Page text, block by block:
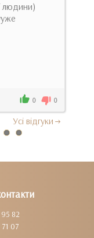
людини)
0 0
Усi вiдгуки
82
07